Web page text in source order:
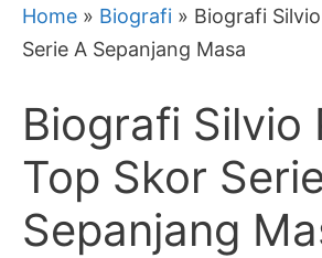
Home » Biografi » Biografi
Serie A Sepanjang Masa
Biografi Silvio
Top Skor
Sepanjang